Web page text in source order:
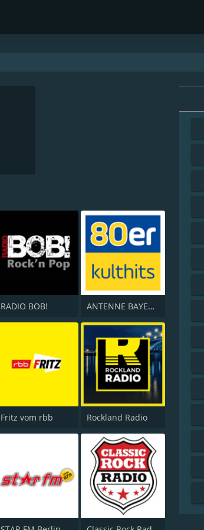
RADIO BOB! ANTENNE BAYERN 80er Kulthits
Fritz vom rbb Rockland Radio